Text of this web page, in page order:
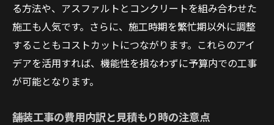
る方法や、アスファルトとコンクリートを組み合わせた
施工も人気です。さらに、施工時期を繁忙期以外に調整
することもコストカットにつながります。これらのアイ
デアを活用すれば、機能性を損なわずに予算内での工事
が可能となります。
舗装工事の費用内訳と見積もり時の注意点